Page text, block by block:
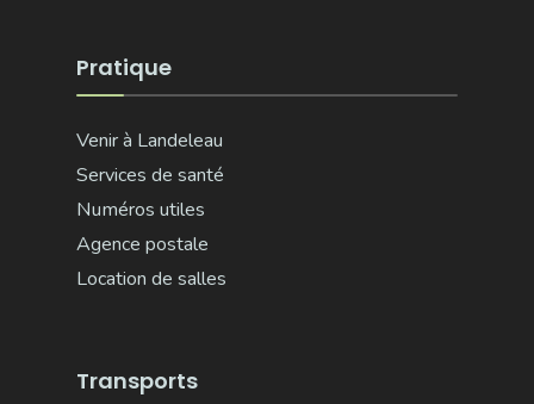
Pratique
Venir à Landeleau
Services de santé
Numéros utiles
Agence postale
Location de salles
Transports